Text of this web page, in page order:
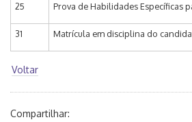
25 Prova de Habilidades Específicas
31 Matrícula em disciplina do
Voltar
Compartilhar: